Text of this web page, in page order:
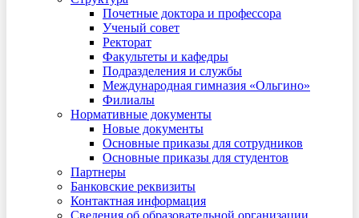
Почетные доктора и профессора
Ученый совет
Ректорат
Факультеты и кафедры
Подразделения и службы
Международная гимназия «Ольгино»
Филиалы
Нормативные документы
Новые документы
Основные приказы для сотрудников
Основные приказы для студентов
Партнеры
Банковские реквизиты
Контактная информация
Сведения об образовательной организации